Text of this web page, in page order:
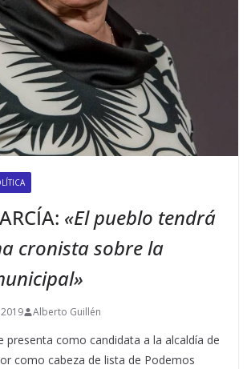
«El pueblo tendrá
cronista sobre la
Alberto Guillén
presenta como candidata a la alcaldía de
como cabeza de lista de Podemos